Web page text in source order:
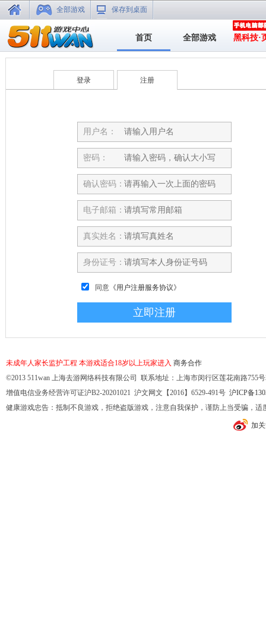
全部游戏 保存到桌面
首页 全部游戏 黑科技·
登录 注册
用户名：
密码：
确认密码：
电子邮箱：
真实姓名：
身份证号：
同意 《用户注册服务协议》
未成年人家长监护工程 本游戏适合18岁以上玩家进入 商务合作
©2013 511wan 上海去游网络科技有限公司 联系地址：上海市闵行区莲花南路755
增值电信业务经营许可证沪B2-20201021 沪文网文【2016】6529-491号 沪ICP备
健康游戏忠告：抵制不良游戏，拒绝盗版游戏，注意自我保护，谨防上当受骗，
加